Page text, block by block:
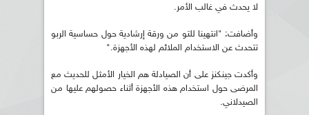
لا يحدث في غالب الأمر.
وأضافت: "انتهينا للتو من ورقة إرشادية حول حساسية الربو
تتحدث عن الاستخدام الملائم لهذه الأجهزة."
وأكدت جينكنز على أن الصيادلة هم الخيار الأمثل للحديث مع
المرضى حول استخدام هذه الأجهزة أثناء حصولهم عليها من
الصيدلاني.